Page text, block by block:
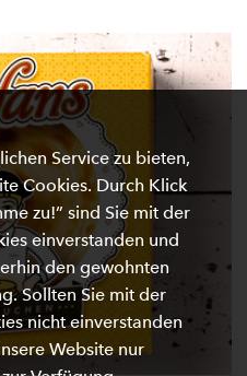
Service zu bieten,
Cookies. Durch Klick
zu!” sind Sie mit der
einverstanden und
den gewohnten
Sollten Sie mit der
nicht einverstanden
Website nur